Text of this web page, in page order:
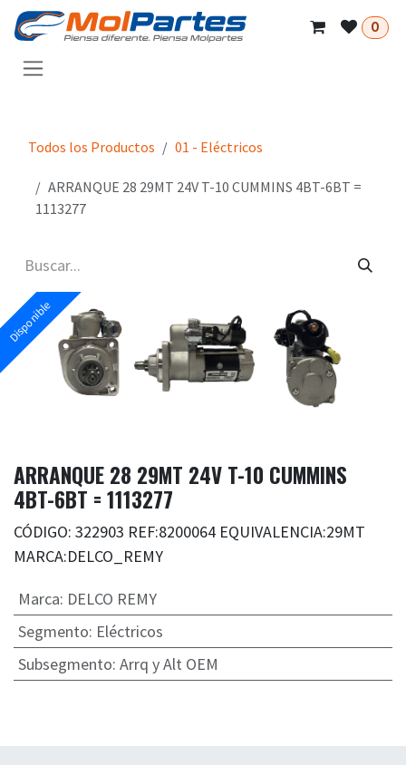
Ir al contenido
0
Todos los Productos 01 - Eléctricos
ARRANQUE 28 29MT 24V T-10 CUMMINS 4BT-6BT =
1113277
Disponible
ARRANQUE 28 29MT 24V T-10 CUMMINS
4BT-6BT = 1113277
CÓDIGO: 322903 REF:8200064 EQUIVALENCIA:29MT
MARCA:DELCO_REMY
Marca: DELCO REMY
Segmento: Eléctricos
Subsegmento: Arrq y Alt OEM